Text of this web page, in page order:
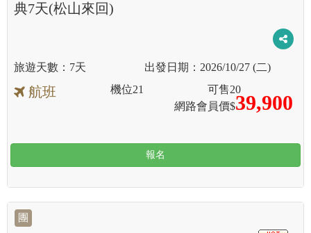
典7天(松山來回)
7天 2026/10/27 (二)
航班
網路會員價$39,900
機位21 可售20
報名
團